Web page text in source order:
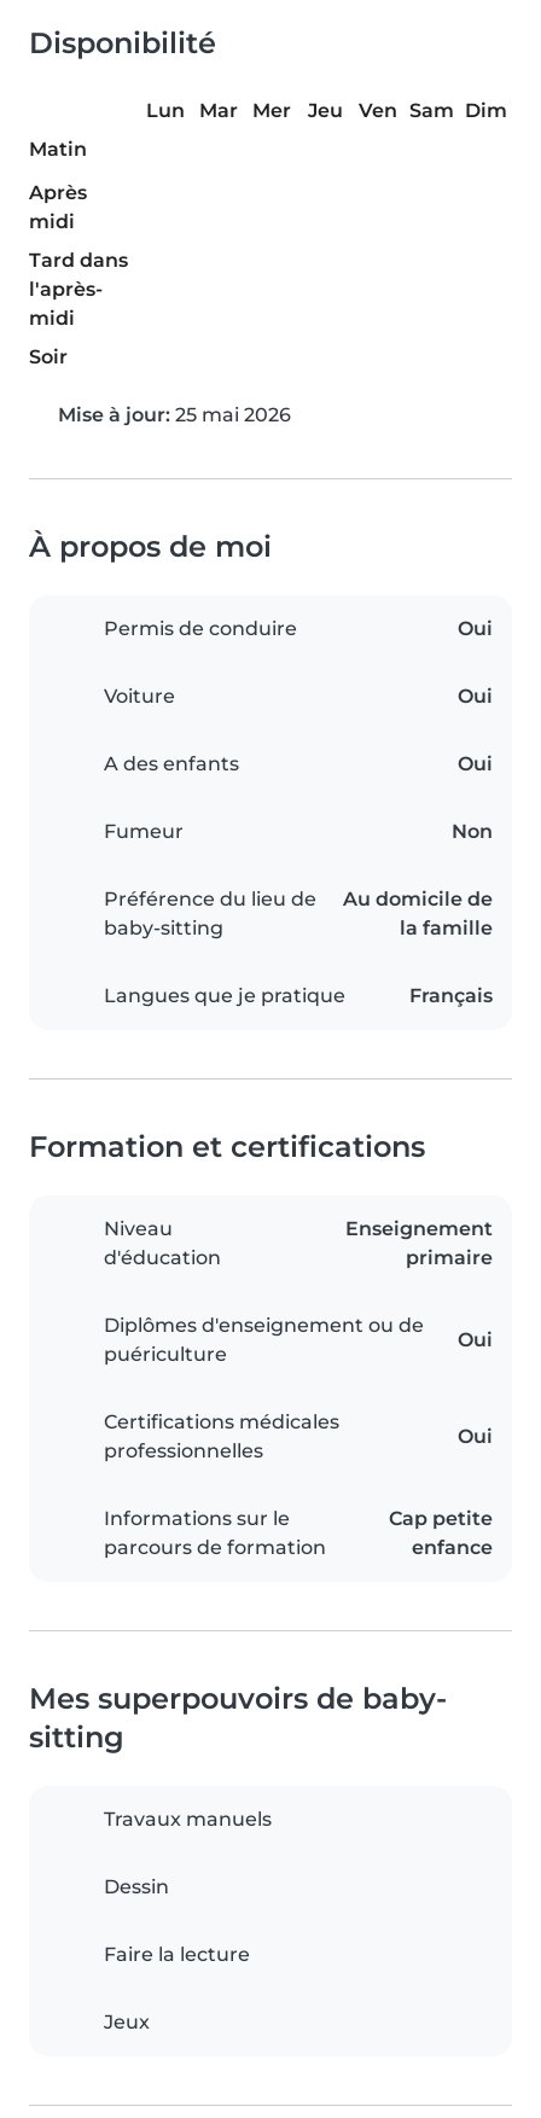
Disponibilité
Lun Mar Mer Jeu Ven Sam Dim
Matin
Après
midi
Tard dans
l'après-
midi
Soir
Mise à jour: 25 mai 2026
À propos de moi
Permis de conduire Oui
Voiture Oui
A des enfants Oui
Fumeur Non
Préférence du lieu de
baby-sitting
Au domicile de
la famille
Langues que je pratique Français
Formation et certifications
Niveau
d'éducation
Enseignement
primaire
Diplômes d'enseignement ou de
puériculture
Oui
Certifications médicales
professionnelles
Oui
Informations sur le
parcours de formation
Cap petite
enfance
Mes superpouvoirs de baby-
sitting
Travaux manuels
Dessin
Faire la lecture
Jeux